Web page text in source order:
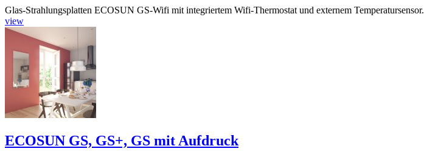
Glas-Strahlungsplatten ECOSUN GS-Wifi mit integriertem Wifi-Thermostat und externem Temperatursensor.
view
ECOSUN GS, GS+, GS mit Aufdruck